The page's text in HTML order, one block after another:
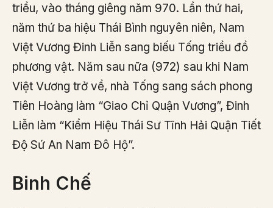
triều, vào tháng giêng năm 970. Lần thứ hai,
năm thứ ba hiệu Thái Bình nguyên niên, Nam
Việt Vương Đinh Liễn sang biếu Tống triều đồ
phương vật. Năm sau nữa (972) sau khi Nam
Việt Vương trở về, nhà Tống sang sách phong
Tiên Hoàng làm “Giao Chỉ Quận Vương”, Đinh
Liễn làm “Kiểm Hiệu Thái Sư Tĩnh Hải Quận Tiết
Độ Sứ An Nam Đô Hộ”.
Binh Chế